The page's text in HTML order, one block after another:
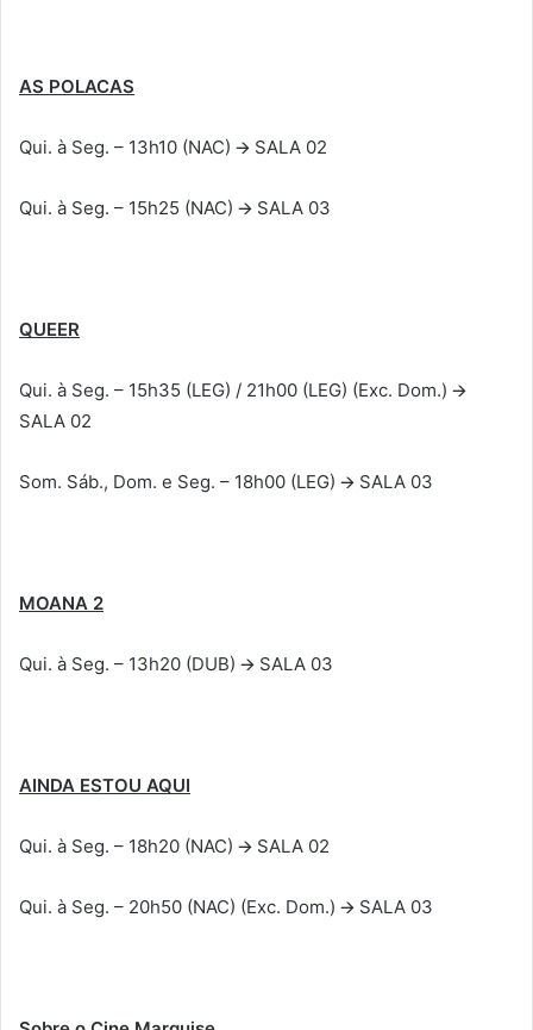
AS POLACAS
Qui. à Seg. – 13h10 (NAC) 🡪 SALA 02
Qui. à Seg. – 15h25 (NAC) 🡪 SALA 03
QUEER
Qui. à Seg. – 15h35 (LEG) / 21h00 (LEG) (Exc. Dom.) 🡪
SALA 02
Som. Sáb., Dom. e Seg. – 18h00 (LEG) 🡪 SALA 03
MOANA 2
Qui. à Seg. – 13h20 (DUB) 🡪 SALA 03
AINDA ESTOU AQUI
Qui. à Seg. – 18h20 (NAC) 🡪 SALA 02
Qui. à Seg. – 20h50 (NAC) (Exc. Dom.) 🡪 SALA 03